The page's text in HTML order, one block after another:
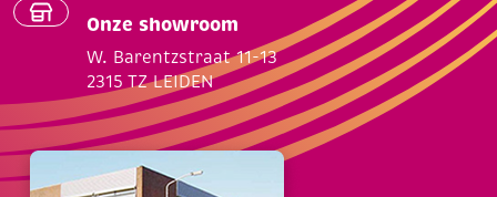
Onze showroom
W. Barentzstraat 11-13
2315 TZ LEIDEN